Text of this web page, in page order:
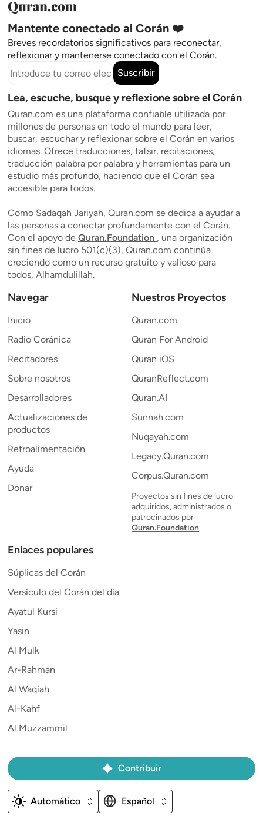
Mantente conectado al Corán ❤️
Breves recordatorios significativos para reconectar,
reflexionar y mantenerse conectado con el Corán.
Suscribir
Lea, escuche, busque y reflexione sobre el Corán
Quran.com es una plataforma confiable utilizada por
millones de personas en todo el mundo para leer,
buscar, escuchar y reflexionar sobre el Corán en varios
idiomas. Ofrece traducciones, tafsir, recitaciones,
traducción palabra por palabra y herramientas para un
estudio más profundo, haciendo que el Corán sea
accesible para todos.
Como Sadaqah Jariyah, Quran.com se dedica a ayudar a
las personas a conectar profundamente con el Corán.
Con el apoyo de Quran.Foundation , una organización
sin fines de lucro 501(c)(3), Quran.com continúa
creciendo como un recurso gratuito y valioso para
todos, Alhamdulillah.
Navegar
Inicio
Radio Coránica
Recitadores
Sobre nosotros
Desarrolladores
Actualizaciones de
productos
Retroalimentación
Ayuda
Donar
Nuestros Proyectos
Quran.com
Quran For Android
Quran iOS
QuranReflect.com
Quran.AI
Sunnah.com
Nuqayah.com
Legacy.Quran.com
Corpus.Quran.com
Proyectos sin fines de lucro
adquiridos, administrados o
patrocinados por
Quran.Foundation
Enlaces populares
Súplicas del Corán
Versículo del Corán del día
Ayatul Kursi
Yasin
Al Mulk
Ar-Rahman
Al Waqiah
Al-Kahf
Al Muzzammil
Contribuir
Automático Español